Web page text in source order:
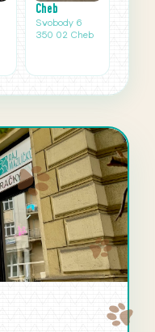
Cheb
Svobody 6
350 02 Cheb